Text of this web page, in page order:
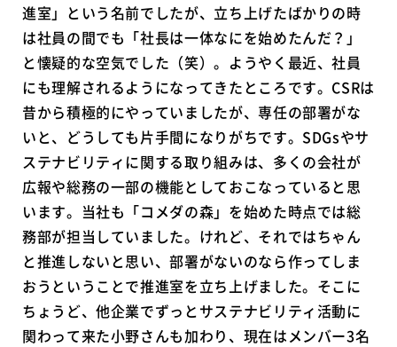
進室」という名前でしたが、立ち上げたばかりの時
は社員の間でも「社長は一体なにを始めたんだ？」
と懐疑的な空気でした（笑）。ようやく最近、社員
にも理解されるようになってきたところです。CSRは
昔から積極的にやっていましたが、専任の部署がな
いと、どうしても片手間になりがちです。SDGsやサ
ステナビリティに関する取り組みは、多くの会社が
広報や総務の一部の機能としておこなっていると思
います。当社も「コメダの森」を始めた時点では総
務部が担当していました。けれど、それではちゃん
と推進しないと思い、部署がないのなら作ってしま
おうということで推進室を立ち上げました。そこに
ちょうど、他企業でずっとサステナビリティ活動に
関わって来た小野さんも加わり、現在はメンバー3名